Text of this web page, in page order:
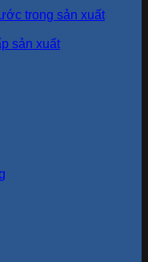
trong sản xuất
sản xuất